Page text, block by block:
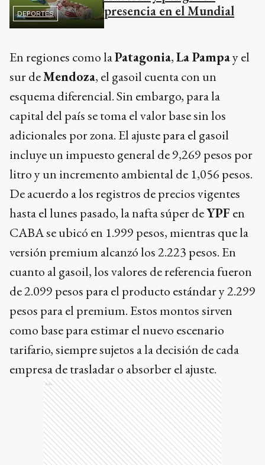
DEPORTES
presencia en el Mundial
En regiones como laPatagonia,La Pampay el
sur deMendoza, el gasoil cuenta con un
esquema diferencial. Sin embargo, para la
capital del país se toma el valor base sin los
adicionales por zona. El ajuste para el gasoil
incluye un impuesto general de 9,269 pesos por
litro y un incremento ambiental de 1,056 pesos.
De acuerdo a los registros de precios vigentes
hasta el lunes pasado, la nafta súper deYPF en
CABA se ubicó en 1.999 pesos, mientras que la
versión premium alcanzó los 2.223 pesos. En
cuanto al gasoil, los valores de referencia fueron
de 2.099 pesos para el producto estándar y 2.299
pesos para el premium. Estos montos sirven
como base para estimar el nuevo escenario
tarifario, siempre sujetos a la decisión de cada
empresa de trasladar o absorber el ajuste.
Ads